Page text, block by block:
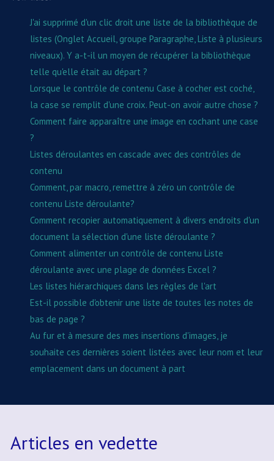
J'ai supprimé d'un clic droit une liste de la bibliothèque de
listes (Onglet Accueil, groupe Paragraphe, Liste à plusieurs
niveaux). Y a-t-il un moyen de récupérer la bibliothèque
telle qu'elle était au départ ?
Lorsque le contrôle de contenu Case à cocher est coché,
la case se remplit d'une croix. Peut-on avoir autre chose ?
Comment faire apparaître une image en cochant une case
?
Listes déroulantes en cascade avec des contrôles de
contenu
Comment, par macro, remettre à zéro un contrôle de
contenu Liste déroulante?
Comment recopier automatiquement à divers endroits d'un
document la sélection d'une liste déroulante ?
Comment alimenter un contrôle de contenu Liste
déroulante avec une plage de données Excel ?
Les listes hiérarchiques dans les règles de l'art
Est-il possible d'obtenir une liste de toutes les notes de
bas de page ?
Au fur et à mesure des mes insertions d'images, je
souhaite ces dernières soient listées avec leur nom et leur
emplacement dans un document à part
Articles en vedette